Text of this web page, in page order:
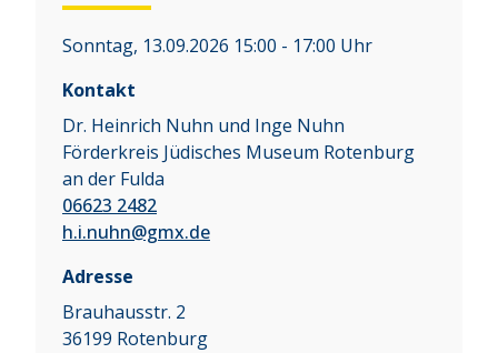
Sonntag, 13.09.2026 15:00 - 17:00 Uhr
Kontakt
Dr. Heinrich Nuhn und Inge Nuhn
Förderkreis Jüdisches Museum Rotenburg
an der Fulda
06623 2482
h.i.nuhn@gmx.de
Adresse
Brauhausstr. 2
36199 Rotenburg